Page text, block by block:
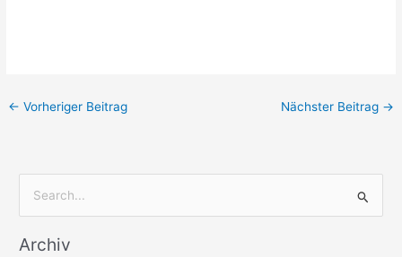
← Vorheriger Beitrag Nächster Beitrag →
c
Archiv